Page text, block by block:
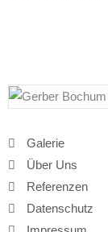
Galerie
Über Uns
Referenzen
Datenschutz